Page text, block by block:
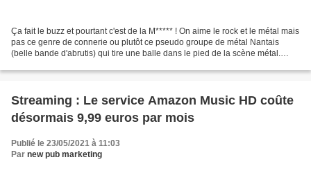
Ça fait le buzz et pourtant c'est de la M***** ! On aime le rock et le métal mais
pas ce genre de connerie ou plutôt ce pseudo groupe de métal Nantais
(belle bande d'abrutis) qui tire une balle dans le pied de la scène métal.
Streaming : Le service Amazon Music HD coûte
désormais 9,99 euros par mois
Publié le 23/05/2021 à 11:03
Par new pub marketing